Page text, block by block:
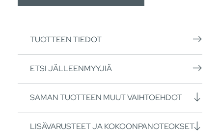
TUOTTEEN TIEDOT
ETSI JÄLLEENMYYJIÄ
SAMAN TUOTTEEN MUUT VAIHTOEHDOT
LISÄVARUSTEET JA KOKOONPANOTEOKSET